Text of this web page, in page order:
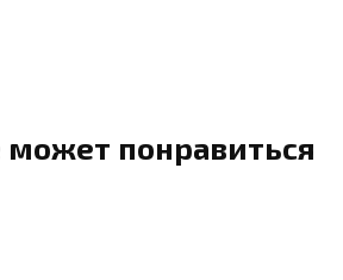
понравиться